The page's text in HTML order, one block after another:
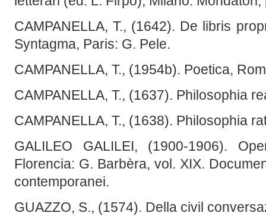
CAMPANELLA, T., (1642). De libris
Syntagma, Paris: G. Pele.
CAMPANELLA, T., (1954b). Poetica,
CAMPANELLA, T., (1637). Philosophia
CAMPANELLA, T., (1638). Philosophia
GALILEO GALILEI, (1900-1906).
Florencia: G. Barbèra, vol. XIX.
contemporanei.
GUAZZO, S., (1574). Della civil